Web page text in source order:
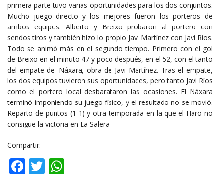
primera parte tuvo varias oportunidades para los dos conjuntos.
Mucho juego directo y los mejores fueron los porteros de
ambos equipos. Alberto y Breixo probaron al portero con
sendos tiros y también hizo lo propio Javi Martínez con Javi Ríos.
Todo se animó más en el segundo tiempo. Primero con el gol
de Breixo en el minuto 47 y poco después, en el 52, con el tanto
del empate del Náxara, obra de Javi Martínez. Tras el empate,
los dos equipos tuvieron sus oportunidades, pero tanto Javi Ríos
como el portero local desbarataron las ocasiones. El Náxara
terminó imponiendo su juego físico, y el resultado no se movió.
Reparto de puntos (1-1) y otra temporada en la que el Haro no
consigue la victoria en La Salera.
Compartir:
Facebook
Twitter